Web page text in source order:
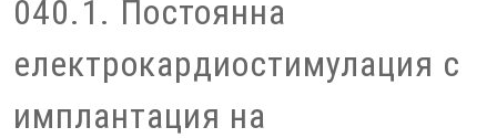
040.1. Постоянна
електрокардиостимулация с
имплантация на